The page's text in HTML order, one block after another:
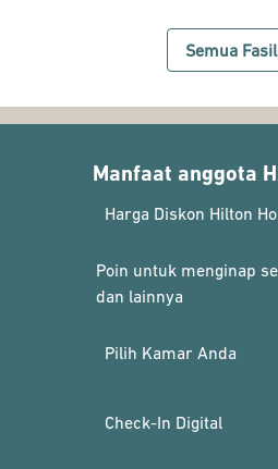
Semua
Manfaat anggota
Harga Diskon Hilton
Poin untuk menginap
dan lainnya
Pilih Kamar Anda
Check-In Digital